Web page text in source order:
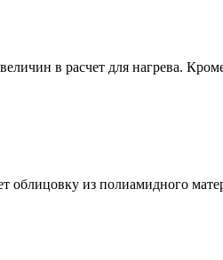
в расчет для нагрева.
облицовку из полиамидного